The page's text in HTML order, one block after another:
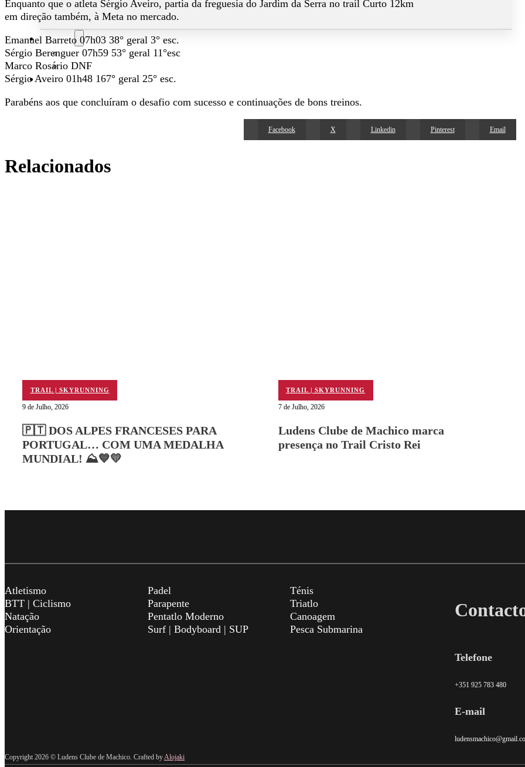
Aluguer
Campo de Padel
Equipamento Nautico
Contacta-nos
Enquanto que o atleta Sérgio Aveiro, partia da freguesia do Jardim da Serra no trail Curto 12km
em direção também, à Meta no mercado.
Emanuel Barreto 07h03 38° geral 3° esc.
Sérgio Berenguer 07h59 53° geral 11°esc
Marco Rosário DNF
Sérgio Aveiro 01h48 167° geral 25° esc.
Parabéns aos que concluíram o desafio com sucesso e continuações de bons treinos.
Facebook X Linkedin Pinterest Email
Relacionados
TRAIL | SKYRUNNING
9 de Julho, 2026
🇵🇹 DOS ALPES FRANCESES PARA
PORTUGAL… COM UMA MEDALHA
MUNDIAL! ⛰️💙💛
TRAIL | SKYRUNNING
7 de Julho, 2026
Ludens Clube de Machico marca
presença no Trail Cristo Rei
Atletismo
BTT | Ciclismo
Natação
Orientação
Padel
Parapente
Pentatlo Moderno
Surf | Bodyboard | SUP
Ténis
Triatlo
Canoagem
Pesca Submarina
Telefone
+351 925 783 480
E-mail
Copyright 2026 © Ludens Clube de Machico. Crafted by Alojaki